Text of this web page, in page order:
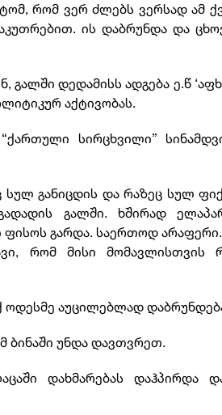
რომ ვერ ძლებს ვერსად ამ
ის დაბრუნდა და
დედამისს ადგება ე.წ
აქტივობას.
სირცხვილი”
განიცდის და რაზეც სულ
გალში. ხშირად
ფისოს გარდა. საერთოდ არაფერი.
რომ მისი მომავლისთვის
ოდესმე აუცილებლად
ბინაში უნდა დავთვრეთ.
დახმარებას დაჰპირდა